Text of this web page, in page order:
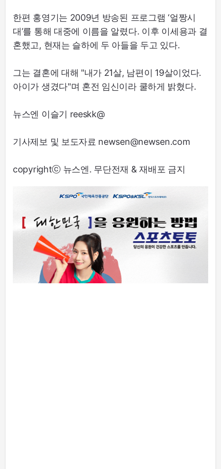
한편 홍영기는 2009년 방송된 프로그램 ‘얼짱시
대’를 통해 대중에 이름을 알렸다. 이후 이세용과 결
혼했고, 현재는 슬하에 두 아들을 두고 있다.
그는 결혼에 대해 "내가 21살, 남편이 19살이었다.
아이가 생겼다"며 혼전 임신이라 쿨하게 밝혔다.
뉴스엔 이슬기 reeskk@
기사제보 및 보도자료 newsen@newsen.com
copyrightⓒ 뉴스엔. 무단전재 & 재배포 금지